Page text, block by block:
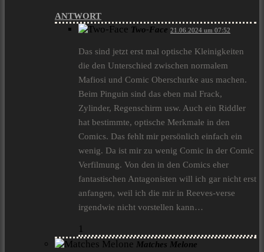
ANTWORT
Two-Face 21.06.2024 um 07:52
Das sind jetzt erst mal optische Kleinigkeiten
die den Unterschied zwischen normalem
Mafiosi und Comic Oberschurke aus machen.
Beim Pinguin sind das eben mal Frack,
Zylinder, Regenschirm usw. Auch ein Riddler
hat bestimmte, optische Merkmale in den
Comics. Das fehlt mir persönlich einfach ein
wenig. Da ist mir zu wenig Comic in der Comic
Verfilmung. Von den in den Comics eher
fantastischen Antagonisten will ich gar nicht erst
anfangen, weil ich die mir in Reeves-verse
irgendwie nicht vorstellen kann…
1
Matches Melone